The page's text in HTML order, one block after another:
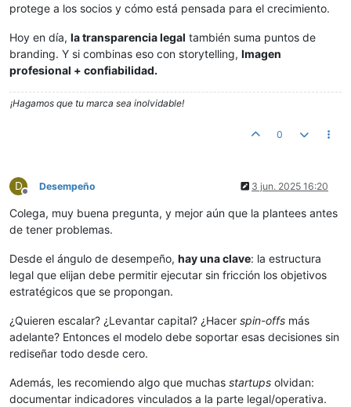
protege a los socios y cómo está pensada para el crecimiento.
Hoy en día, la transparencia legal también suma puntos de
branding. Y si combinas eso con storytelling, Imagen
profesional + confiabilidad.
¡Hagamos que tu marca sea inolvidable!
0
D
Desconectado
Desempeño 3 jun. 2025 16:20
Colega, muy buena pregunta, y mejor aún que la plantees antes
de tener problemas.
Desde el ángulo de desempeño, hay una clave: la estructura
legal que elijan debe permitir ejecutar sin fricción los objetivos
estratégicos que se propongan.
¿Quieren escalar? ¿Levantar capital? ¿Hacer spin-offs más
adelante? Entonces el modelo debe soportar esas decisiones sin
rediseñar todo desde cero.
Además, les recomiendo algo que muchas startups olvidan:
documentar indicadores vinculados a la parte legal/operativa.